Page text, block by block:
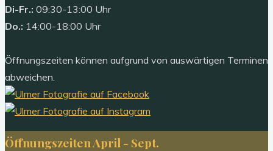
Di-Fr.: 09:30-13:00 Uhr
Do.: 14:00-18:00 Uhr
Öffnungszeiten können aufgrund von auswärtigen Terminen
abweichen.
Öffnungszeiten April - Sept.